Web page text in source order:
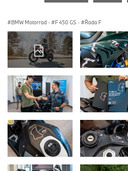
BMW Motorrad · F 450 GS · Řada F